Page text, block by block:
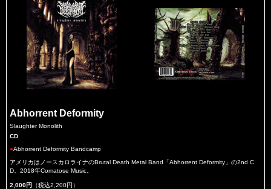
Abhorrent Deformity
Slaughter Monolith
CD
●Abhorrent Deformity Bandcamp
アメリカはノースカロライナのBrutal Death Metal Band「Abhorrent Deformity」の2nd C
D。2018年Comatose Music。
2,000円 （税込2,200円）